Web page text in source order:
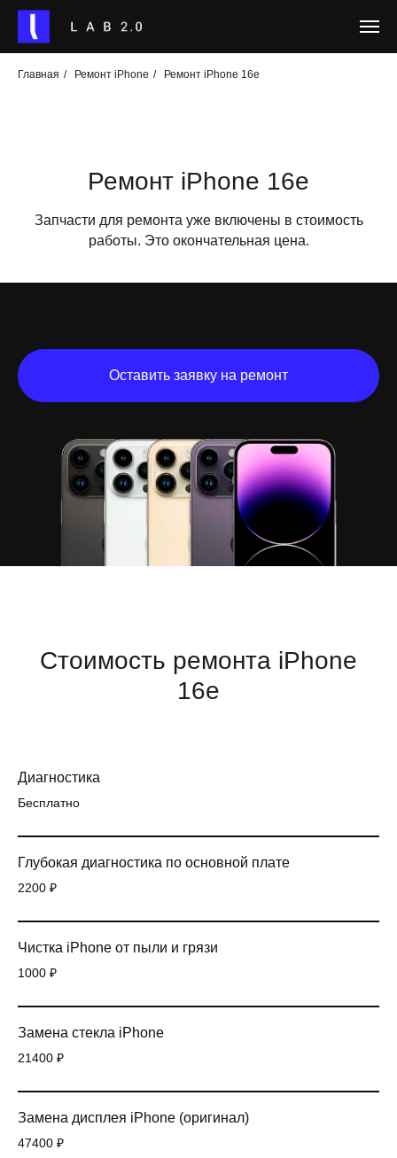
Главная / Ремонт iPhone / Ремонт iPhone 16e
Ремонт iPhone 16e
Запчасти для ремонта уже включены в стоимость
работы. Это окончательная цена.
Оставить заявку на ремонт
Стоимость ремонта iPhone
16e
Диагностика
Бесплатно
Глубокая диагностика по основной плате
2200 ₽
Чистка iPhone от пыли и грязи
1000 ₽
Замена стекла iPhone
21400 ₽
Замена дисплея iPhone (оригинал)
47400 ₽